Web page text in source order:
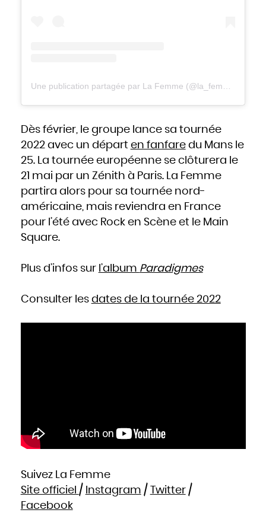
Dès février, le groupe lance sa tournée
2022 avec un départ en fanfaredu Mans le
25. La tournée européenne se clôturera le
21 mai par un Zénith à Paris. La Femme
partira alors pour sa tournée nord-
américaine, mais reviendra en France
pour l’été avec Rock en Scène et le Main
Square.
Plus d’infos sur l’album Paradigmes
Consulter les dates de la tournée 2022
Suivez La Femme
Site officiel / Instagram / Twitter/
Facebook